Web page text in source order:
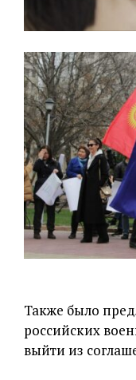
Также было
российских
выйти из